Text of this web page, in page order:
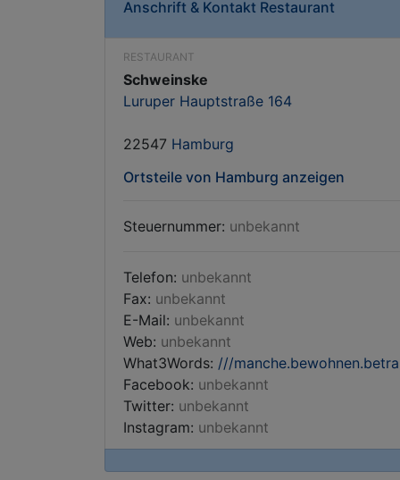
Anschrift & Kontakt Restaurant
RESTAURANT
Schweinske
Luruper Hauptstraße 164
22547 Hamburg
Ortsteile von Hamburg anzeigen
Steuernummer: unbekannt
Telefon: unbekannt
Fax: unbekannt
E-Mail: unbekannt
Web: unbekannt
What3Words: ///
Facebook: unbekannt
Twitter: unbekannt
Instagram: unbekannt